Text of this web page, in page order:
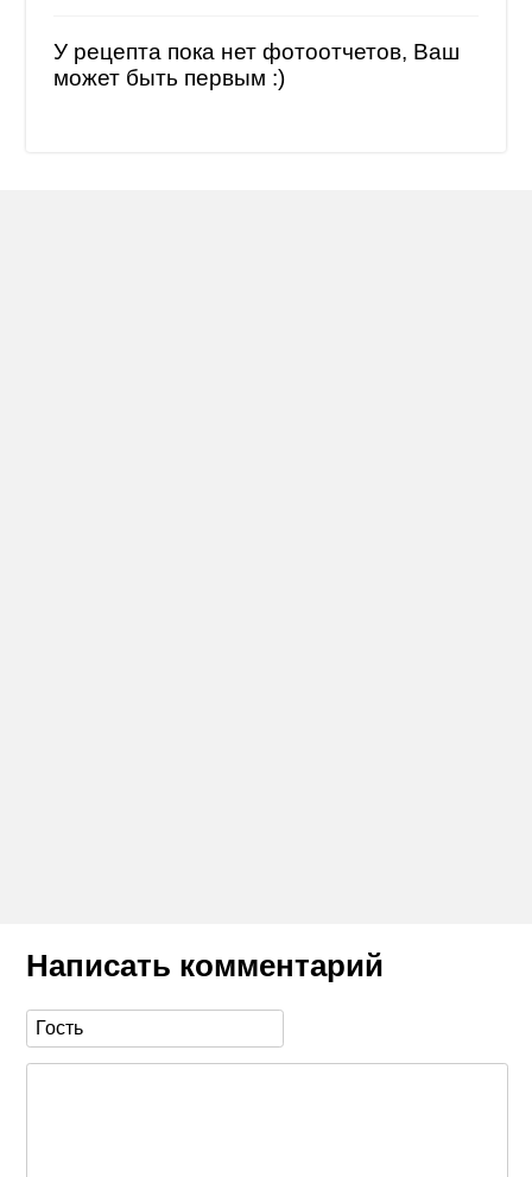
У рецепта пока нет фотоотчетов, Ваш
может быть первым :)
Написать комментарий